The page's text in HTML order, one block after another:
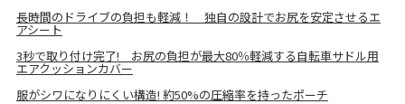
長時間のドライブの負担も軽減！ 独自の設計でお尻を安定させるエ
アシート
3秒で取り付け完了! お尻の負担が最大80％軽減する自転車サドル用
エアクッションカバー
服がシワになりにくい構造! 約50%の圧縮率を持ったポーチ